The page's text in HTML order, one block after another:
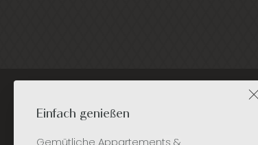
Einfach genießen
Gemütliche Appartements &